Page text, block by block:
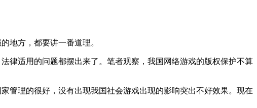
地方，都要讲一番道理。
律适用的问题都摆出来了。笔者观察，我国网络游戏的版权保护不算
管理的很好，没有出现我国社会游戏出现的影响突出不好效果。现在